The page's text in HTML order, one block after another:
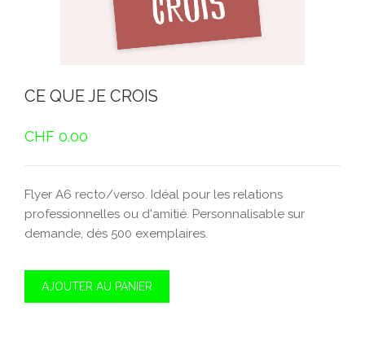
CE QUE JE CROIS
CHF 0.00
Flyer A6 recto/verso. Idéal pour les relations
professionnelles ou d'amitié. Personnalisable sur
demande, dès 500 exemplaires.
AJOUTER AU PANIER